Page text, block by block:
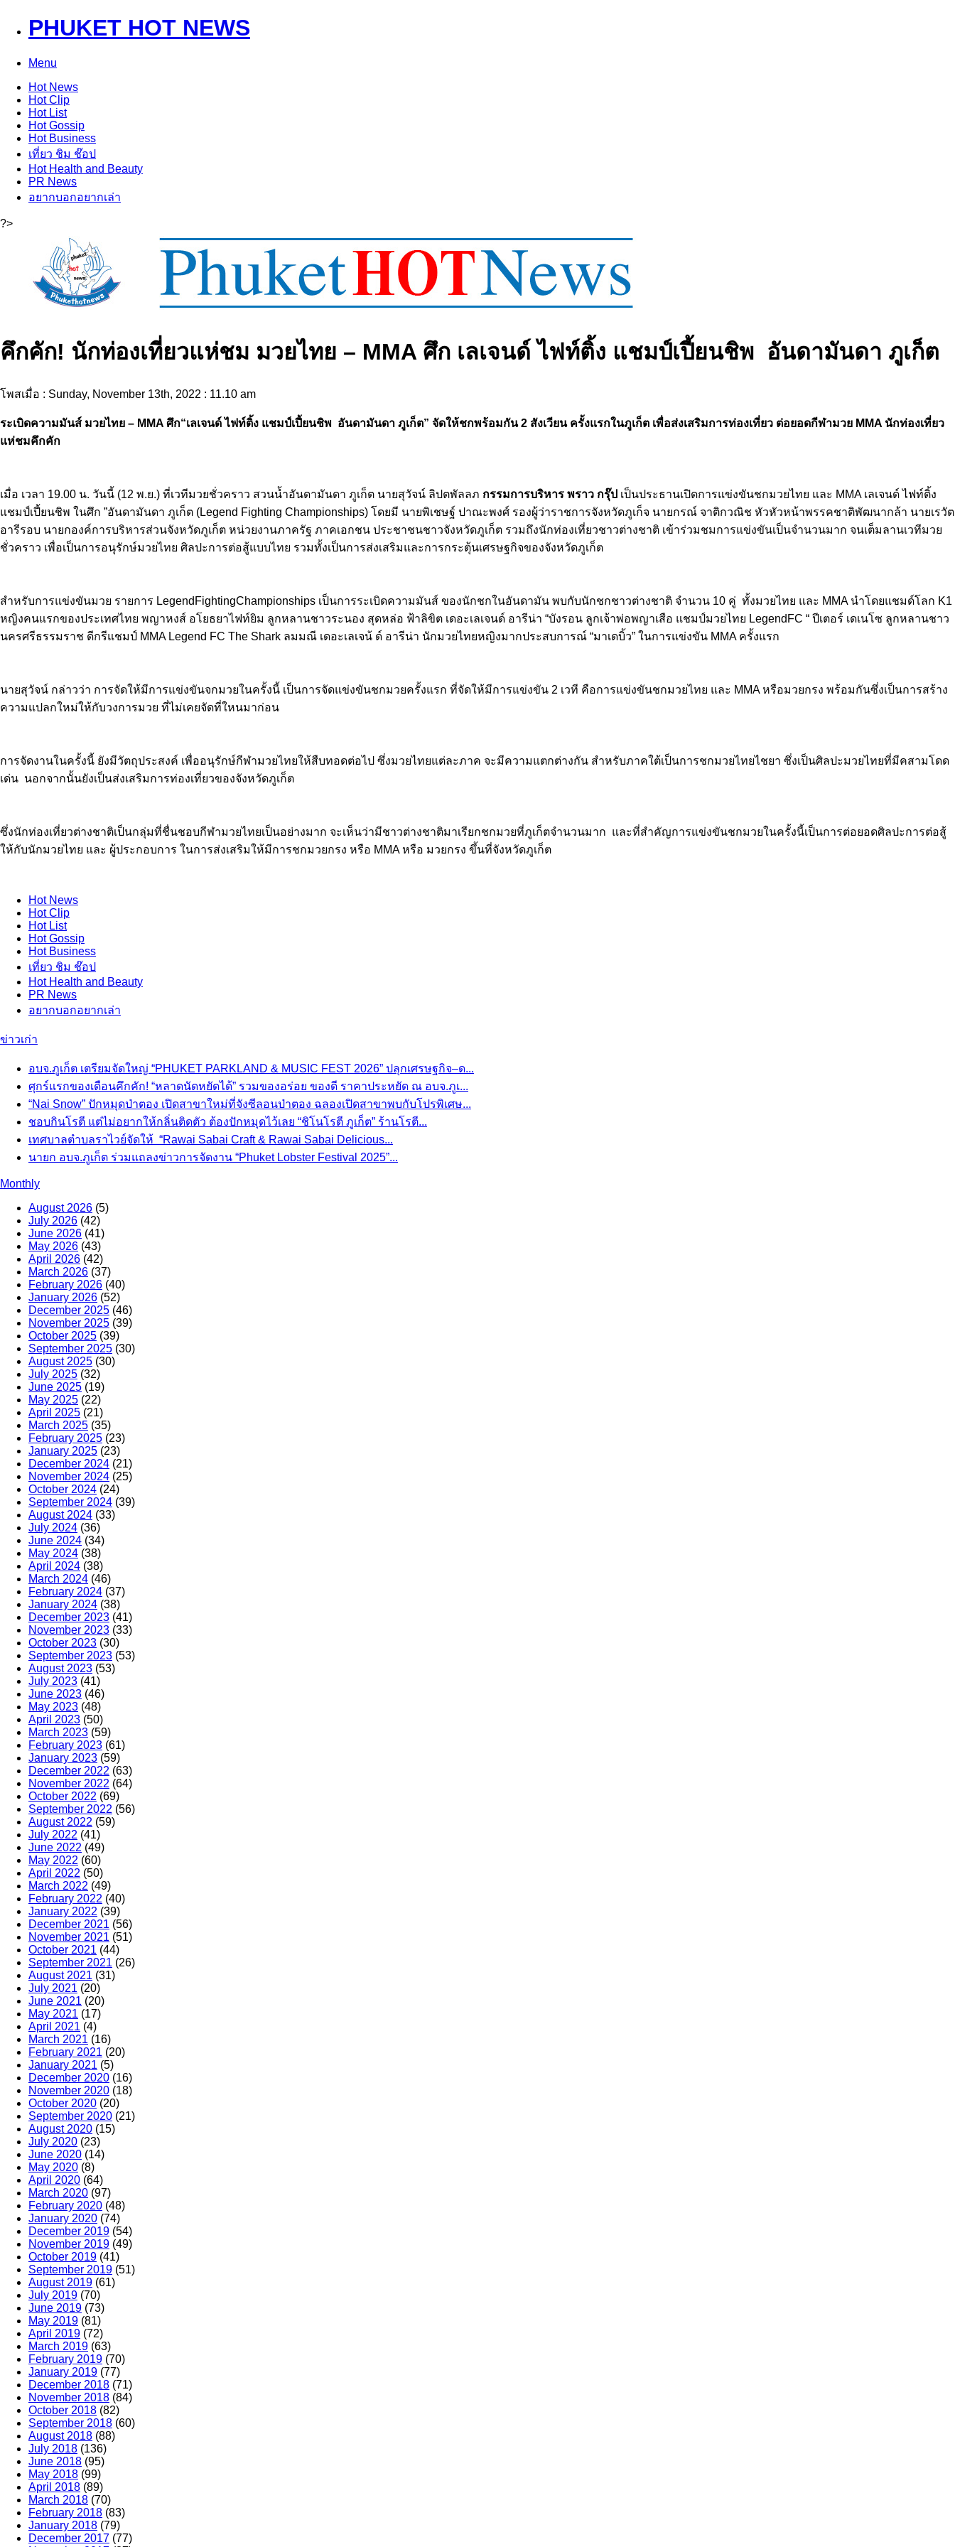
PHUKET HOT NEWS
Menu
HotNews
HotClip
HotList
HotGossip
HotBusiness
เที่ยว ชิม ช๊อป
HotHealth and Beauty
PR News
อยากบอกอยากเล่า
?>
คึกคัก! นักท่องเที่ยวแห่ชม มวยไทย – MMA ศึก เลเจนด์ ไฟท์ติ้ง แชมป์เปี้ยนชิพ อันดามันดา ภูเก็ต
โพสเมื่อ : Sunday, November 13th, 2022 : 11.10 am
ระเบิดความมันส์ มวยไทย – MMA ศึก“เลเจนด์ ไฟท์ติ้ง แชมป์เปี้ยนชิพ อันดามันดา ภูเก็ต” จัดให้ชกพร้อมกัน 2 สังเวียน ครั้งแรกในภูเก็ต เพื่อส่งเสริมการท่องเที่ยว ต่อยอดกีฬามวย MMA นักท่องเที่ยว
แห่ชมคึกคัก
เมื่อ เวลา 19.00 น. วันนี้ (12 พ.ย.) ที่เวทีมวยชั่วคราว สวนน้ำอันดามันดา ภูเก็ต นายสุวัจน์ ลิปตพัลลภ กรรมการบริหาร พราว กรุ๊ป เป็นประธานเปิดการแข่งขันชกมวยไทย และ MMA เลเจนด์ ไฟท์ติ้ง
แชมป์เปี้ยนชิพ ในศึก ”อันดามันดา ภูเก็ต (Legend Fighting Championships) โดยมี นายพิเชษฐ์ ปาณะพงศ์ รองผู้ว่าราชการจังหวัดภูเก็จ นายกรณ์ จาติกวณิช หัวหัวหน้าพรรคชาติพัฒนากล้า นายเรวัต
อารีรอบ นายกองค์การบริหารส่วนจังหวัดภูเก็ต หน่วยงานภาครัฐ ภาคเอกชน ประชาชนชาวจังหวัดภูเก็ต รวมถึงนักท่องเที่ยวชาวต่างชาติ เข้าร่วมชมการแข่งขันเป็นจำนวนมาก จนเต็มลานเวทีมวย
ชั่วคราว เพื่อเป็นการอนุรักษ์มวยไทย ศิลปะการต่อสู้แบบไทย รวมทั้งเป็นการส่งเสริมและการกระตุ้นเศรษฐกิจของจังหวัดภูเก็ต
สำหรับการแข่งขันมวย รายการ LegendFightingChampionships เป็นการระเบิดความมันส์ ของนักชกในอันดามัน พบกับนักชกชาวต่างชาติ จำนวน 10 คู่ ทั้งมวยไทย และ MMA นำโดยแชมด์โลก K1
หญิงคนแรกของประเทศไทย พญาหงส์ อโยธยาไฟท์ยิม ลูกหลานชาวระนอง สุดหล่อ ฟ้าลิขิต เดอะเลเจนด์ อารีน่า “บังรอน ลูกเจ้าพ่อพญาเสือ แชมป์มวยไทย LegendFC “ ปีเตอร์ เดเนโซ ลูกหลานชาว
นครศรีธรรมราช ดีกรีแชมป์ MMA Legend FC The Shark ลมมณี เดอะเลเจน้ ด์ อารีน่า นักมวยไทยหญิงมากประสบการณ์ “มาเดบิ้ว” ในการแข่งขัน MMA ครั้งแรก
นายสุวัจน์ กล่าวว่า การจัดให้มีการแข่งขันจกมวยในครั้งนี้ เป็นการจัดแข่งขันชกมวยครั้งแรก ที่จัดให้มีการแข่งขัน 2 เวที คือการแข่งขันชกมวยไทย และ MMA หรือมวยกรง พร้อมกันซึ่งเป็นการสร้าง
ความแปลกใหม่ให้กับวงการมวย ที่ไม่เคยจัดที่ใหนมาก่อน
การจัดงานในครั้งนี้ ยังมีวัตถุประสงค์ เพื่ออนุรักษ์กีฬามวยไทยให้สืบทอดต่อไป ซึ่งมวยไทยแต่ละภาค จะมีความแตกต่างกัน สำหรับภาคใต้เป็นการชกมวยไทยไชยา ซึ่งเป็นศิลปะมวยไทยที่มีคสามโดด
เด่น นอกจากนั้นยังเป็นส่งเสริมการท่องเที่ยวของจังหวัดภูเก็ต
ซึ่งนักท่องเที่ยวต่างชาติเป็นกลุ่มที่ชื่นชอบกีฬามวยไทยเป็นอย่างมาก จะเห็นว่ามีชาวต่างชาติมาเรียกชกมวยที่ภูเก็ตจำนวนมาก และที่สำคัญการแข่งขันชกมวยในครั้งนี้เป็นการต่อยอดศิลปะการต่อสู้
ให้กับนักมวยไทย และ ผู้ประกอบการ ในการส่งเสริมให้มีการชกมวยกรง หรือ MMA หรือ มวยกรง ขึ้นที่จังหวัดภูเก็ต
HotNews
HotClip
HotList
HotGossip
HotBusiness
เที่ยว ชิม ช๊อป
HotHealth and Beauty
PR News
อยากบอกอยากเล่า
ข่าวเก่า
อบจ.ภูเก็ต เตรียมจัดใหญ่ “PHUKET PARKLAND & MUSIC FEST 2026” ปลุกเศรษฐกิจ–ด...
ศุกร์แรกของเดือนคึกคัก! “หลาดนัดหยัดได้” รวมของอร่อย ของดี ราคาประหยัด ณ อบจ.ภูเ...
“Nai Snow” ปักหมุดป่าตอง เปิดสาขาใหม่ที่จังซีลอนป่าตอง ฉลองเปิดสาขาพบกับโปรพิเศษ...
ชอบกินโรตี แต่ไม่อยากให้กลิ่นติดตัว ต้องปักหมุดไว้เลย “ชิโนโรตี ภูเก็ต” ร้านโรตี...
เทศบาลตำบลราไวย์จัดให้ “Rawai Sabai Craft & Rawai Sabai Delicious...
นายก อบจ.ภูเก็ต ร่วมแถลงข่าวการจัดงาน “Phuket Lobster Festival 2025”...
Monthly
August 2026 (5)
July 2026 (42)
June 2026 (41)
May 2026 (43)
April 2026 (42)
March 2026 (37)
February 2026 (40)
January 2026 (52)
December 2025 (46)
November 2025 (39)
October 2025 (39)
September 2025 (30)
August 2025 (30)
July 2025 (32)
June 2025 (19)
May 2025 (22)
April 2025 (21)
March 2025 (35)
February 2025 (23)
January 2025 (23)
December 2024 (21)
November 2024 (25)
October 2024 (24)
September 2024 (39)
August 2024 (33)
July 2024 (36)
June 2024 (34)
May 2024 (38)
April 2024 (38)
March 2024 (46)
February 2024 (37)
January 2024 (38)
December 2023 (41)
November 2023 (33)
October 2023 (30)
September 2023 (53)
August 2023 (53)
July 2023 (41)
June 2023 (46)
May 2023 (48)
April 2023 (50)
March 2023 (59)
February 2023 (61)
January 2023 (59)
December 2022 (63)
November 2022 (64)
October 2022 (69)
September 2022 (56)
August 2022 (59)
July 2022 (41)
June 2022 (49)
May 2022 (60)
April 2022 (50)
March 2022 (49)
February 2022 (40)
January 2022 (39)
December 2021 (56)
November 2021 (51)
October 2021 (44)
September 2021 (26)
August 2021 (31)
July 2021 (20)
June 2021 (20)
May 2021 (17)
April 2021 (4)
March 2021 (16)
February 2021 (20)
January 2021 (5)
December 2020 (16)
November 2020 (18)
October 2020 (20)
September 2020 (21)
August 2020 (15)
July 2020 (23)
June 2020 (14)
May 2020 (8)
April 2020 (64)
March 2020 (97)
February 2020 (48)
January 2020 (74)
December 2019 (54)
November 2019 (49)
October 2019 (41)
September 2019 (51)
August 2019 (61)
July 2019 (70)
June 2019 (73)
May 2019 (81)
April 2019 (72)
March 2019 (63)
February 2019 (70)
January 2019 (77)
December 2018 (71)
November 2018 (84)
October 2018 (82)
September 2018 (60)
August 2018 (88)
July 2018 (136)
June 2018 (95)
May 2018 (99)
April 2018 (89)
March 2018 (70)
February 2018 (83)
January 2018 (79)
December 2017 (77)